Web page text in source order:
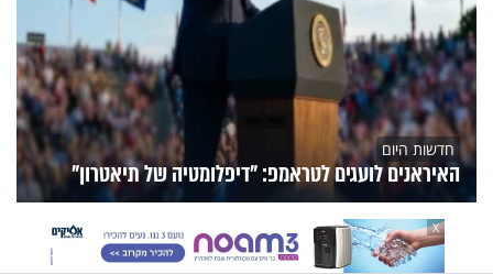
חדשות היום
האיראנים לועגים לטראמפ: "דיפלומטיה של תיאטרון"
הנצפיםפעילות הידברותתוכניות הערוץ X